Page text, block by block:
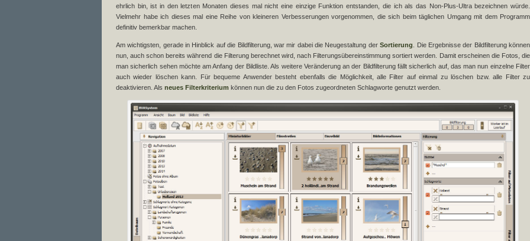
ehrlich bin, ist in den letzten Monaten dieses mal nicht eine einzige Funktion entstanden, die ich als das Non-Plus-Ultra bezeichnen würde.
Vielmehr habe ich dieses mal eine Reihe von kleineren Verbesserungen vorgenommen, die sich beim täglichen Umgang mit dem Programm
definitiv bemerkbar machen.
Am wichtigsten, gerade in Hinblick auf die Bildfilterung, war mir dabei die Neugestaltung derSortierung . Die Ergebnisse der Bildfilterung können
nun, auch schon bereits während die Filterung berechnet wird, nach Filterungsübereinstimmung sortiert werden. Damit erscheinen die Fotos, die
man sicherlich sehen möchte am Anfang der Bildliste. Als weitere Veränderung an der Bildfilterung fällt sicherlich auf, das man nun einzelne Filter
auch wieder löschen kann. Für bequeme Anwender besteht ebenfalls die Möglichkeit, alle Filter auf einmal zu löschen bzw. alle Filter zu
deaktivieren. Als neues Filterkriterium können nun die zu den Fotos zugeordneten Schlagworte genutzt werden.